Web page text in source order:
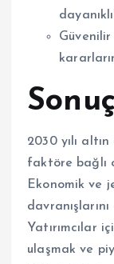
2030 yılı
faktöre bağlı
Ekonomik ve
Yatırımcılar
ulaşmak ve